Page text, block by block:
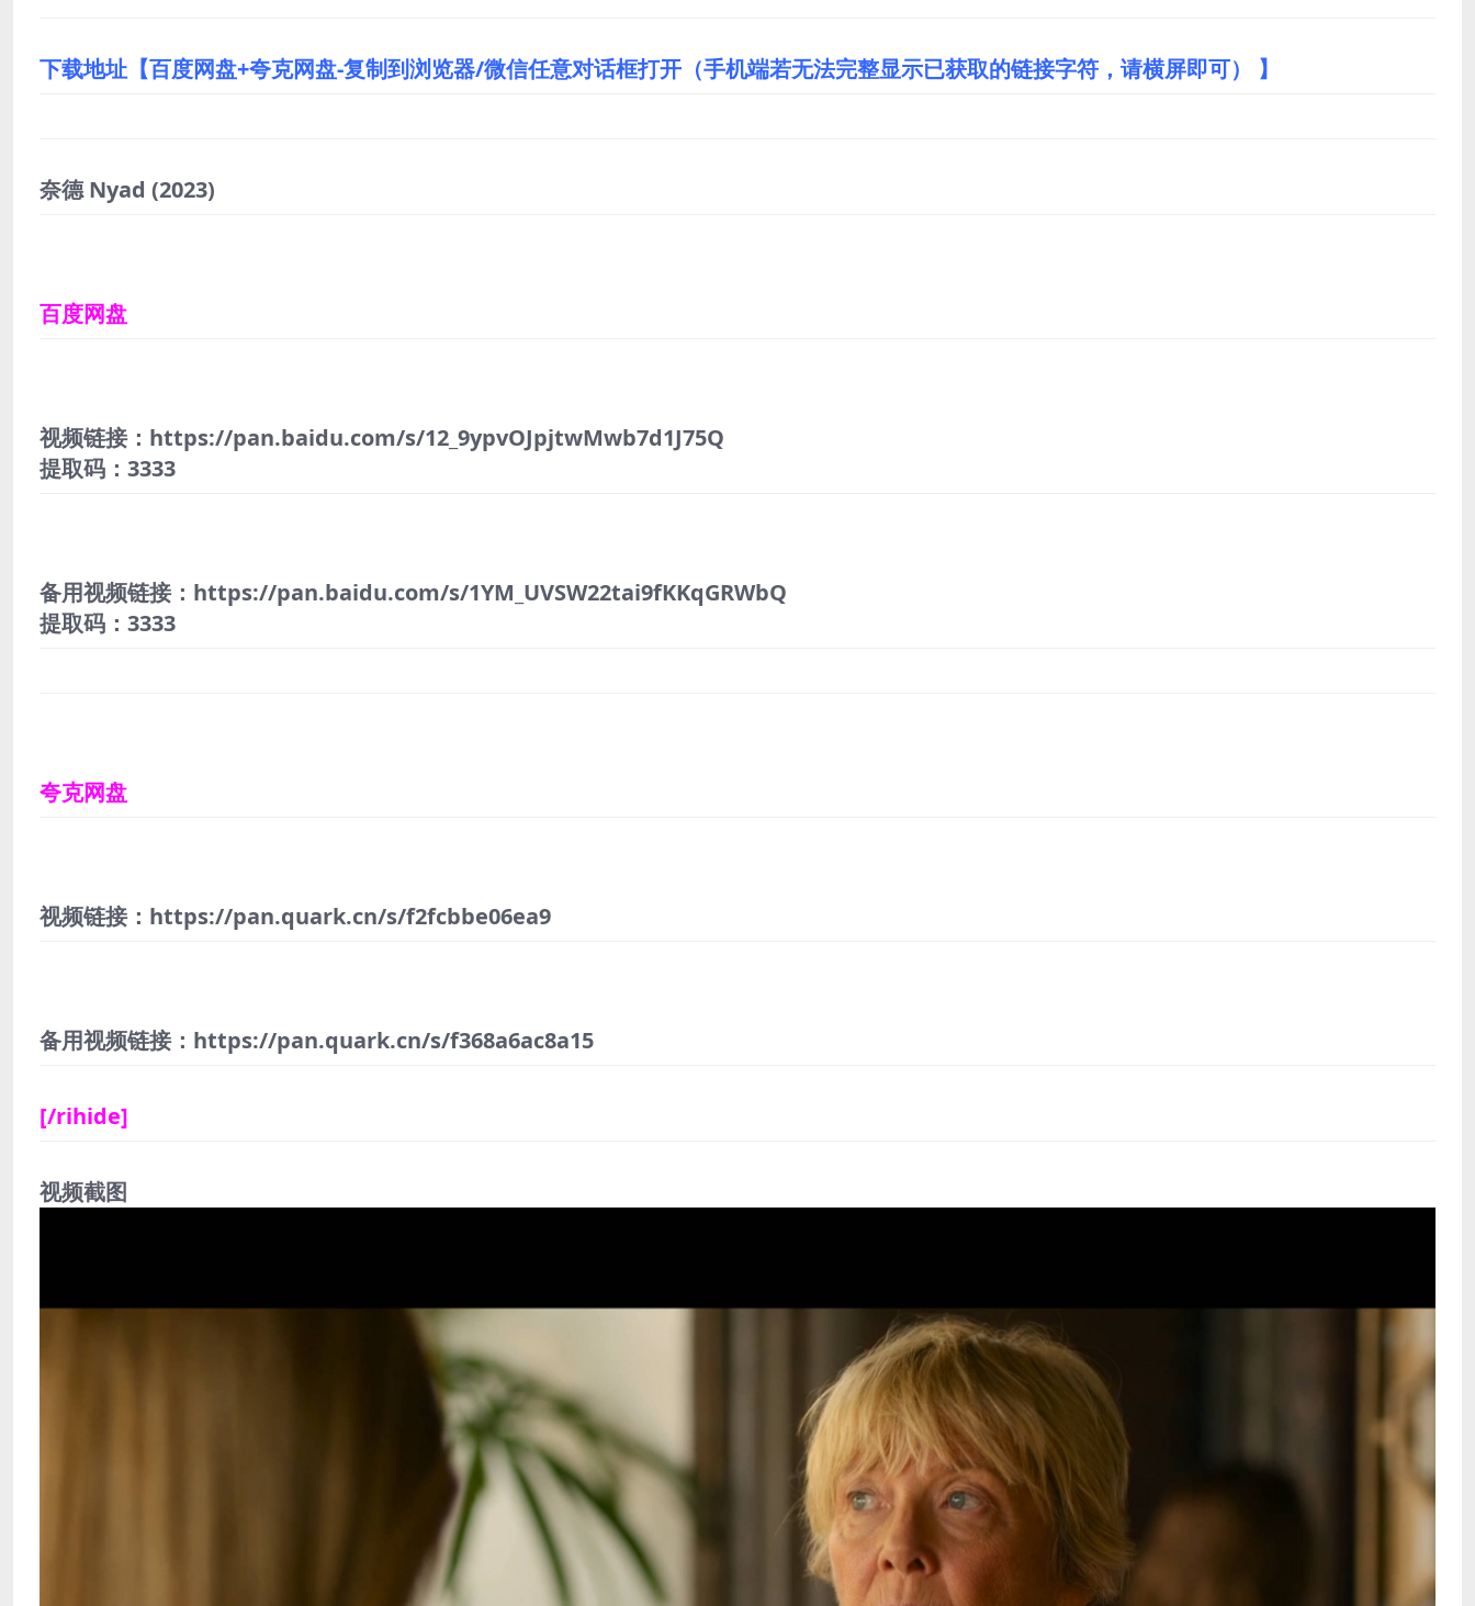
下载地址【百度网盘+夸克网盘-复制到浏览器/微信任意对话框打开（手机端若无法完整显示已获取的链接字符，请横屏即可） 】
奈德 Nyad (2023)
百度网盘
视频链接：https://pan.baidu.com/s/12_9ypvOJpjtwMwb7d1J75Q
提取码：3333
备用视频链接：https://pan.baidu.com/s/1YM_UVSW22tai9fKKqGRWbQ
提取码：3333
夸克网盘
视频链接：https://pan.quark.cn/s/f2fcbbe06ea9
备用视频链接：https://pan.quark.cn/s/f368a6ac8a15
[/rihide]
视频截图